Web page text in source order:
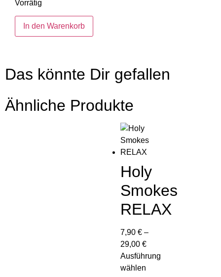
Vorrätig
In den Warenkorb
Das könnte Dir gefallen
Ähnliche Produkte
Holy
Smokes
RELAX
7,90 € –
29,00 €
Ausführung
wählen